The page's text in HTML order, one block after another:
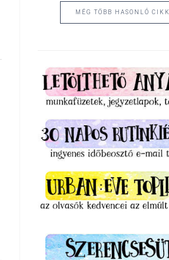
MÉG TÖBB HASONLÓ CIKK